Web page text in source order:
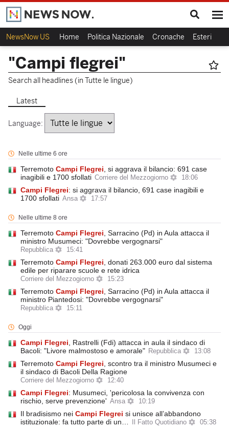
NewsNow US Home Politica Nazionale Cronache Esteri
"Campi flegrei"
Search all headlines (in Tutte le lingue)
Latest
Language:
Nelle ultime 6 ore
Terremoto Campi Flegrei , si aggrava il bilancio: 691 case
inagibili e 1700 sfollati Corriere del Mezzogiorno 18:06
Campi Flegrei: si aggrava il bilancio, 691 case inagibili e
1700 sfollati Ansa 17:57
Nelle ultime 8 ore
Terremoto Campi Flegrei , Sarracino (Pd) in Aula attacca il
ministro Musumeci: "Dovrebbe vergognarsi"
Repubblica 15:41
Terremoto Campi Flegrei , donati 263.000 euro dal sistema
edile per riparare scuole e rete idrica
Corriere del Mezzogiorno 15:23
Terremoto Campi Flegrei , Sarracino (Pd) in Aula attacca il
ministro Piantedosi: "Dovrebbe vergognarsi"
Repubblica 15:11
Oggi
Campi Flegrei , Rastrelli (Fdi) attacca in aula il sindaco di
Bacoli: "Livore malmostoso e amorale" Repubblica 13:08
Terremoto Campi Flegrei , scontro tra il ministro Musumeci e
il sindaco di Bacoli Della Ragione
Corriere del Mezzogiorno 12:40
Campi Flegrei: Musumeci, 'pericolosa la convivenza con
rischio, serve prevenzione' Ansa 10:19
Il bradisismo nei Campi Flegrei si unisce all’abbandono
istituzionale: fa tutto parte di un…
Il Fatto Quotidiano 05:38